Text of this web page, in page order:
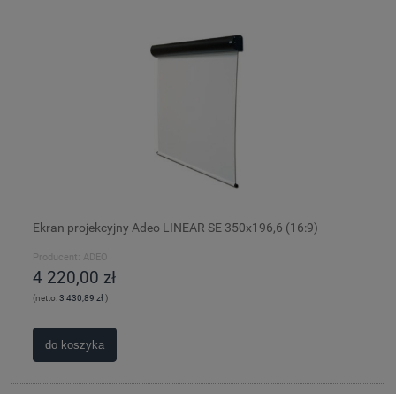
Ekran projekcyjny Adeo LINEAR SE 350x196,6 (16:9)
Producent: ADEO
4 220,00 zł
(netto:3 430,89 zł)
do koszyka